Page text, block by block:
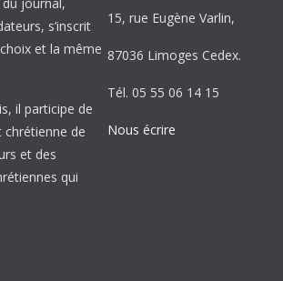
s’inscrit
et la même
il participe de
chrétienne de
et des
qui
15, rue Eugène Varlin,
87036 Limoges Cedex.
Tél. 05 55 06 14 15
Nous écrire